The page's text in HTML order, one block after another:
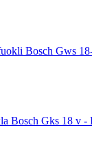
Bosch Gws
Bosch Gks 18 v -